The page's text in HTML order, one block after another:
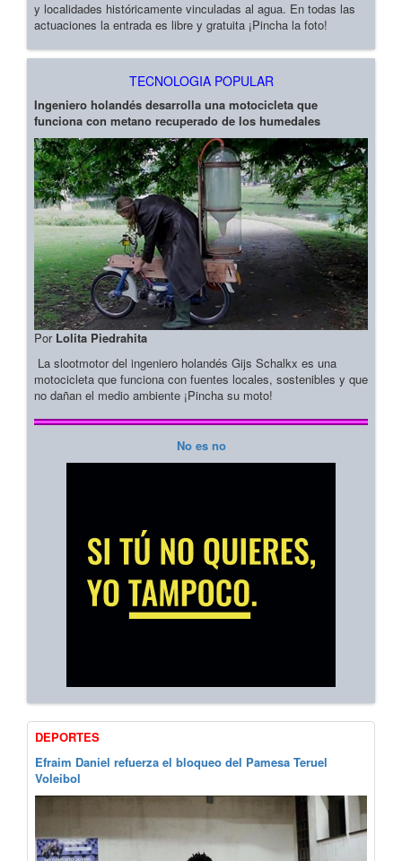
y localidades históricamente vinculadas al agua. En todas las
actuaciones la entrada es libre y gratuita ¡Pincha la foto!
TECNOLOGIA POPULAR
Ingeniero holandés desarrolla una motocicleta que
funciona con metano recuperado de los humedales
Por Lolita Piedrahita
La slootmotor del ingeniero holandés Gijs Schalkx es una
motocicleta que funciona con fuentes locales, sostenibles y que
no dañan el medio ambiente ¡Pincha su moto!
No es no
DEPORTES
Efraim Daniel refuerza el bloqueo del Pamesa Teruel
Voleibol